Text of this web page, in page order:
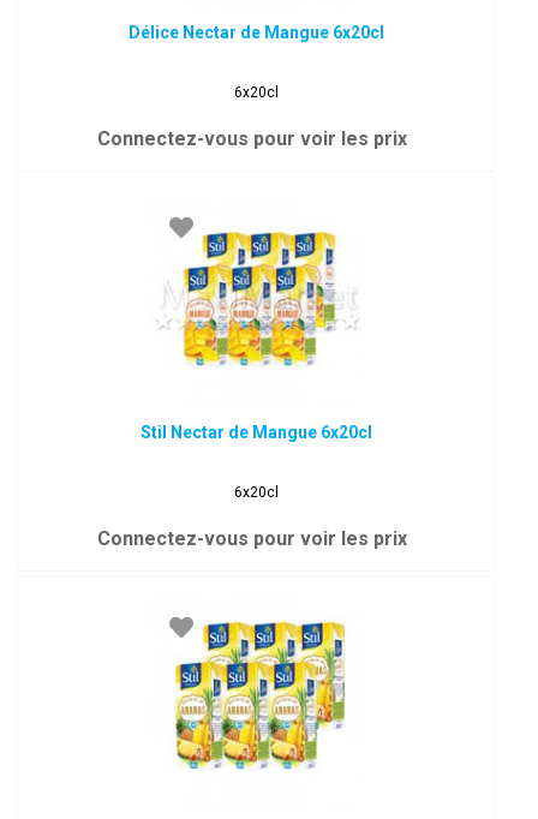
Délice Nectar de Mangue 6x20cl
6x20cl
Connectez-vous pour voir les prix
Stil Nectar de Mangue 6x20cl
6x20cl
Connectez-vous pour voir les prix